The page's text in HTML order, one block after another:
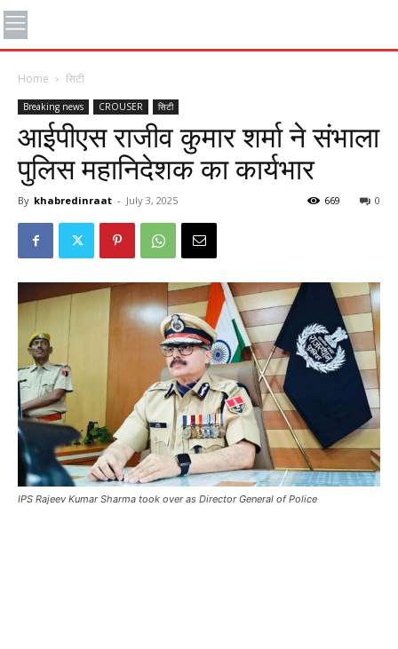
Home सिटी
Breaking news CROUSER सिटी
आईपीएस राजीव कुमार शर्मा ने संभाला
पुलिस महानिदेशक का कार्यभार
By khabredinraat - July 3, 2025 0
669
IPS Rajeev Kumar Sharma took over as Director General of Police